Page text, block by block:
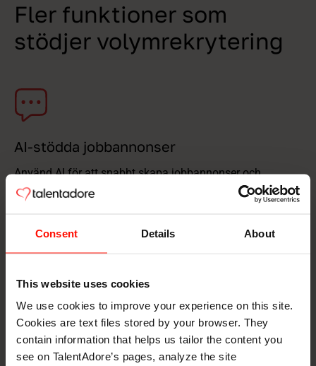
Consent Details About
This website uses cookies
We use cookies to improve your experience on this site.
Cookies are text files stored by your browser. They
contain information that helps us tailor the content you
see on TalentAdore’s pages, analyze the site
Fler funktioner som
stödjer volymrekrytering
AI-stödda jobbannonser
Använd AI för att snabbt skapa jobbannonser och
genomföra rekryteringar på flera språk. Säkerställ att
Skapa intuitiva och responsiva ansökningsformulär för
olika behov. Lägg till diskvalificerande frågor för att
automatisera den inledande gallringen.